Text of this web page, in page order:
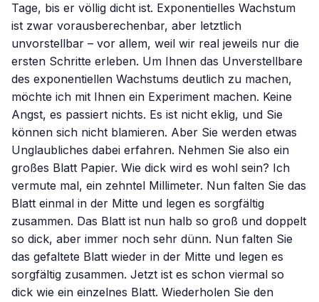
Tage, bis er völlig dicht ist. Exponentielles Wachstum
ist zwar vorausberechenbar, aber letztlich
unvorstellbar – vor allem, weil wir real jeweils nur die
ersten Schritte erleben. Um Ihnen das Unverstellbare
des exponentiellen Wachstums deutlich zu machen,
möchte ich mit Ihnen ein Experiment machen. Keine
Angst, es passiert nichts. Es ist nicht eklig, und Sie
können sich nicht blamieren. Aber Sie werden etwas
Unglaubliches dabei erfahren. Nehmen Sie also ein
großes Blatt Papier. Wie dick wird es wohl sein? Ich
vermute mal, ein zehntel Millimeter. Nun falten Sie das
Blatt einmal in der Mitte und legen es sorgfältig
zusammen. Das Blatt ist nun halb so groß und doppelt
so dick, aber immer noch sehr dünn. Nun falten Sie
das gefaltete Blatt wieder in der Mitte und legen es
sorgfältig zusammen. Jetzt ist es schon viermal so
dick wie ein einzelnes Blatt. Wiederholen Sie den